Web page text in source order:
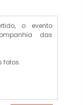
o evento
das
fotos.